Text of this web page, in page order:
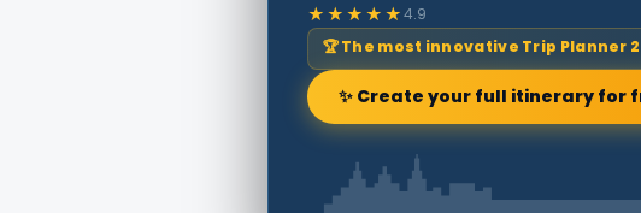
★★★★★4.9
🏆 The most innovative Trip Planner
✨ Create your full itinerary for